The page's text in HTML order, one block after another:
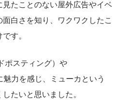
たことのない屋外広告やイベ
白さを知り、ワクワクしたこ
す。
ポスティング）や
力を感じ、ミューカという
たいと思いました。